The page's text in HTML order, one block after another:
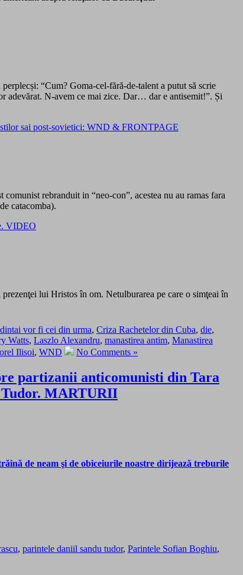
“Cum? Goma-cel-fără-de-talent a putut să scrie
adevărat. N-avem ce mai zice. Dar… dar e antisemit!”. Și
sai post-sovietici: WND & FRONTPAGE
rebranduit in “neo-con”, acestea nu au ramas fara
catacomba).
VIDEO
lui Hristos în om. Netulburarea pe care o simţeai în
vor fi cei din urma, Criza Rachetelor din Cuba, die,
Watts, Laszlo Alexandru, manastirea antim, Manastirea
Ilisoi, WND No Comments »
partizanii anticomunisti din Tara
MARTURII
de neam şi de obiceiurile noastre dirijează treburile
, parintele daniil sandu tudor, Parintele Sofian Boghiu,